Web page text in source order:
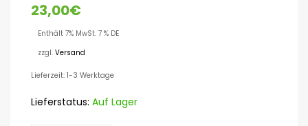
23,00€
Enthält 7% MwSt. 7 % DE
zzgl. Versand
Lieferzeit: 1-3 Werktage
Lieferstatus: Auf Lager